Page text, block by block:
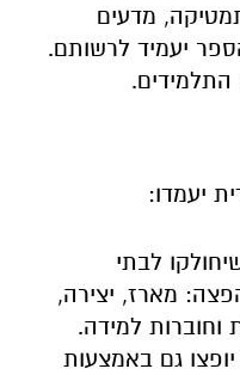
מדעים
יעמיד לרשותם.
התלמידים.
יעמדו:
לבתי
מארז, יצירה,
למידה.
גם באמצעות